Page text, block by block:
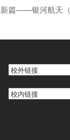
篇——银河航天